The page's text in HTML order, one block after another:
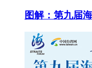
图解：第九届